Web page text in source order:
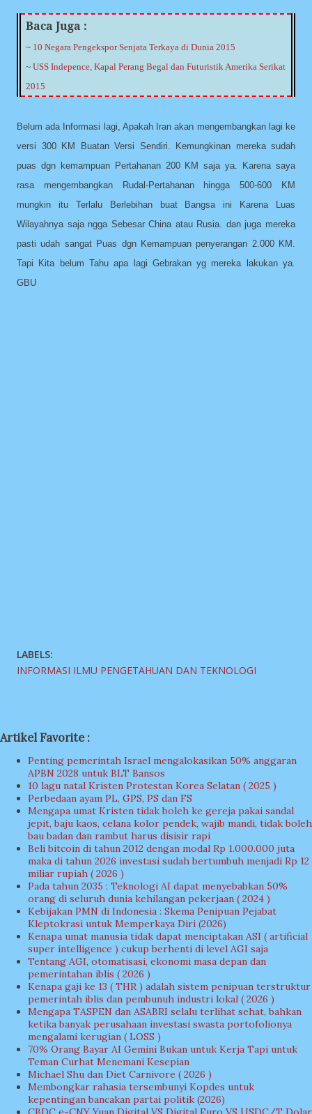
Baca Juga :
~ 10 Negara Pengekspor Senjata Terkaya di Dunia 2015
~USS Indepence, Kapal Perang Begal dan Futuristik Amerika Serikat
2015
Belum ada Informasi lagi, Apakah Iran akan mengembangkan lagi ke
versi 300 KM Buatan Versi Sendiri. Kemungkinan mereka sudah
puas dgn kemampuan Pertahanan 200 KM saja ya. Karena saya
rasa mengembangkan Rudal-Pertahanan hingga 500-600 KM
mungkin itu Terlalu Berlebihan buat Bangsa ini Karena Luas
Wilayahnya saja ngga Sebesar China atau Rusia. dan juga mereka
pasti udah sangat Puas dgn Kemampuan penyerangan 2.000 KM.
Tapi Kita belum Tahu apa lagi Gebrakan yg mereka lakukan ya.
GBU
LABELS:
INFORMASI ILMU PENGETAHUAN DAN TEKNOLOGI
Artikel Favorite :
Penting pemerintah Israel mengalokasikan 50% anggaran
APBN 2028 untuk BLT Bansos
10 lagu natal Kristen Protestan Korea Selatan ( 2025 )
Perbedaan ayam PL, GPS, PS dan FS
Mengapa umat Kristen tidak boleh ke gereja pakai sandal
jepit, baju kaos, celana kolor pendek, wajib mandi, tidak boleh
bau badan dan rambut harus disisir rapi
Beli bitcoin di tahun 2012 dengan modal Rp 1.000.000 juta
maka di tahun 2026 investasi sudah bertumbuh menjadi Rp 12
miliar rupiah ( 2026 )
Pada tahun 2035 : Teknologi AI dapat menyebabkan 50%
orang di seluruh dunia kehilangan pekerjaan ( 2024 )
Kebijakan PMN di Indonesia : Skema Penipuan Pejabat
Kleptokrasi untuk Memperkaya Diri (2026)
Kenapa umat manusia tidak dapat menciptakan ASI ( artificial
super intelligence ) cukup berhenti di level AGI saja
Tentang AGI, otomatisasi, ekonomi masa depan dan
pemerintahan iblis ( 2026 )
Kenapa gaji ke 13 ( THR ) adalah sistem penipuan terstruktur
pemerintah iblis dan pembunuh industri lokal ( 2026 )
Mengapa TASPEN dan ASABRI selalu terlihat sehat, bahkan
ketika banyak perusahaan investasi swasta portofolionya
mengalami kerugian ( LOSS )
70% Orang Bayar AI Gemini Bukan untuk Kerja Tapi untuk
Teman Curhat Menemani Kesepian
Michael Shu dan Diet Carnivore ( 2026 )
Membongkar rahasia tersembunyi Kopdes untuk
kepentingan bancakan partai politik (2026)